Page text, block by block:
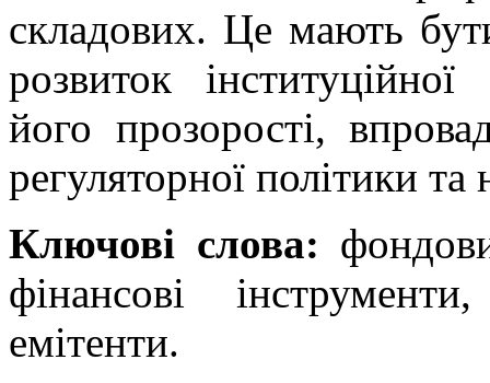
складових. Це мають
розвиток
його прозорості,
регуляторної політики та
Ключові слова:
фінансові
емітенти.